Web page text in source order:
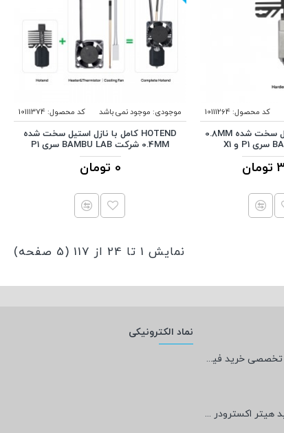
کد محصول:10111264
HOTEND با نازل استیل سخت شده 0.8MM
موجودی: موجود نمی باشد کد محصول:10111374
HOTEND کامل با نازل استیل سخت شده
0.4MM شرکت BAMBU LAB سری P1
0 تومان
نمایش 1 تا 24 از 117 (5 صفحه)
راهنمای تخصصی خرید فیلامنت PEEK؛ پادشاه پرینت سه‌بعدی صنعتی و پزشکی + مشخصات فنی
عمر مفید هیتر اکسترودر پرینتر سه‌بعدی چقدر است؟
نماد الکترونیکی